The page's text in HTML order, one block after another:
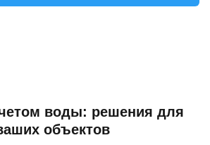
воды: решения для
объектов